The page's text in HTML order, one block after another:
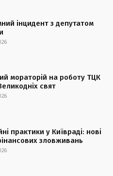
інцидент з депутатом
мораторій на роботу ТЦК
свят
практики у Київраді: нові
зловживань